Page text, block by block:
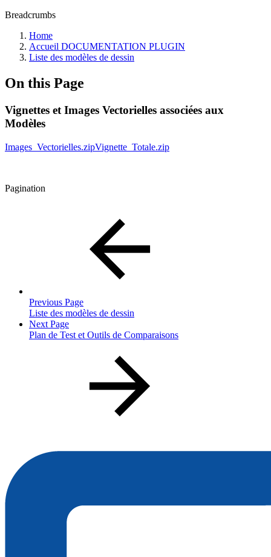
Breadcrumbs
Home
Accueil DOCUMENTATION PLUGIN
Liste des modèles de dessin
On this Page
Vignettes et Images Vectorielles associées aux
Modèles
Images_Vectorielles.zipVignette_Totale.zip
Pagination
Previous Page
Liste des modèles de dessin
Next Page
Plan de Test et Outils de Comparaisons